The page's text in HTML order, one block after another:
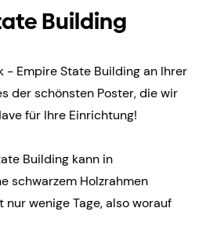
Building
- Empire State Building an Ihrer
der schönsten Poster, die wir
für Ihre Einrichtung!
Building kann in
schwarzem Holzrahmen
wenige Tage, also worauf